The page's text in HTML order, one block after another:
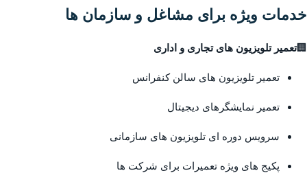
خدمات ویژه برای مشاغل و سازمان ها
🏢تعمیر تلویزیون های تجاری و اداری
تعمیر تلویزیون های سالن کنفرانس
تعمیر نمایشگرهای دیجیتال
سرویس دوره ای تلویزیون های سازمانی
پکیج های ویژه تعمیرات برای شرکت ها